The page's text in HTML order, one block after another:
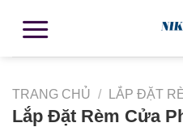
TRANG CHỦ / LẮP ĐẶT
Lắp Đặt Rèm Cửa